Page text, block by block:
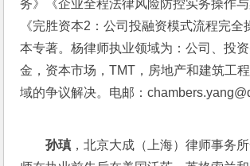
务》《企业全程法律风险防控实务操作与
《完胜资本2：公司投融资模式流程完全
本专著。杨律师执业领域为：公司、投
金，资本市场，TMT，房地产和建筑工
域的争议解决。电邮：
孙瑱，北京大成（上海）律师事务